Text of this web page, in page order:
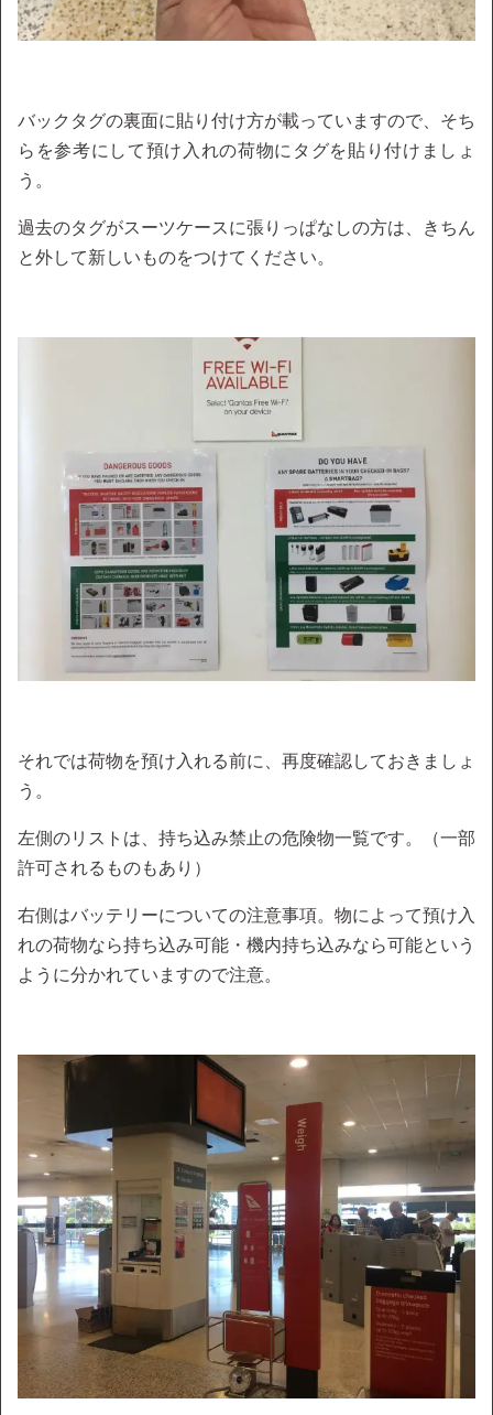
バックタグの裏面に貼り付け方が載っていますので、そち
らを参考にして預け入れの荷物にタグを貼り付けましょ
う。
過去のタグがスーツケースに張りっぱなしの方は、きちん
と外して新しいものをつけてください。
それでは荷物を預け入れる前に、再度確認しておきましょ
う。
左側のリストは、持ち込み禁止の危険物一覧です。（一部
許可されるものもあり）
右側はバッテリーについての注意事項。物によって預け入
れの荷物なら持ち込み可能・機内持ち込みなら可能という
ように分かれていますので注意。